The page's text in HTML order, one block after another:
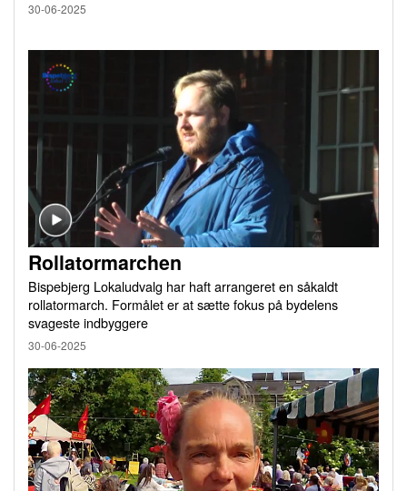
30-06-2025
Rollatormarchen
Bispebjerg Lokaludvalg har haft arrangeret en såkaldt
rollatormarch. Formålet er at sætte fokus på bydelens
svageste indbyggere
30-06-2025